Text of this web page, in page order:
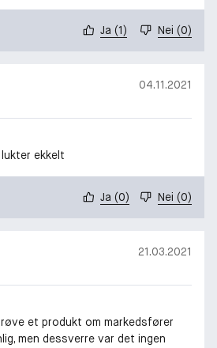
Ja (1) Nei (0)
04.11.2021
ekkelt
Ja (0) Nei (0)
21.03.2021
et produkt om markedsfører
men dessverre var det ingen